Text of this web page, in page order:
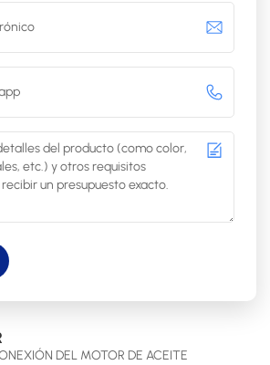
DEL MOTOR DE ACEITE